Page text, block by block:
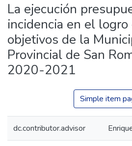
La ejecución
incidencia en el
objetivos de la
Provincial de San
2020-2021
Simple item
dc.contributor.advisor